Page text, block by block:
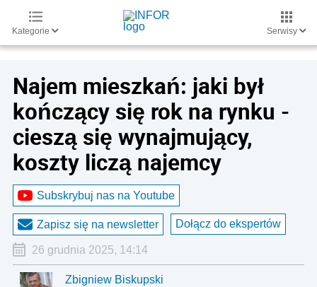
Kategorie Serwisy
Najem mieszkań: jaki był
kończący się rok na rynku -
cieszą się wynajmujący,
koszty liczą najemcy
Subskrybuj nas na Youtube
Zapisz się na newsletter Dołącz do ekspertów
26 grudnia 2025, 14:14
Zbigniew Biskupski